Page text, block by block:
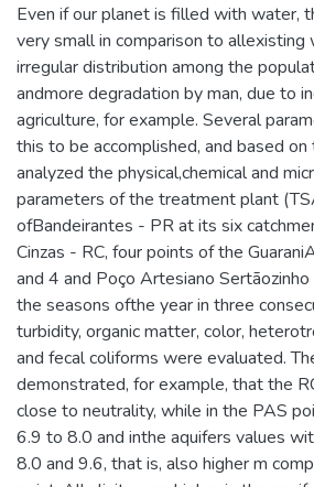
Even if our planet is filled with water,
very small in comparison to allexisting
irregular distribution among the
andmore degradation by man, due to
agriculture, for example. Several
this to be accomplished, and based
analyzed the physical,chemical and
parameters of the treatment plant
ofBandeirantes - PR at its six
Cinzas - RC, four points of the
and 4 and Poço Artesiano
the seasons ofthe year in three
turbidity, organic matter, color,
and fecal coliforms were evaluated.
demonstrated, for example, that the
close to neutrality, while in the PAS
6.9 to 8.0 and inthe aquifers values
8.0 and 9.6, that is, also higher m